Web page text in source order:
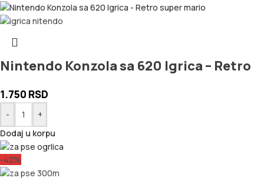
Nintendo Konzola sa 620 Igrica – Retro
1.750 RSD
-
+
Dodaj u korpu
-42%